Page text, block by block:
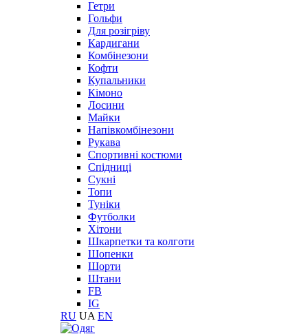
Гетри
Гольфи
Для розігріву
Кардигани
Комбінезони
Кофти
Купальники
Кімоно
Лосини
Майки
Напівкомбінезони
Рукава
Спортивні костюми
Спідниці
Сукні
Топи
Туніки
Футболки
Хітони
Шкарпетки та колготи
Шопенки
Шорти
Штани
FB
IG
RU UA EN